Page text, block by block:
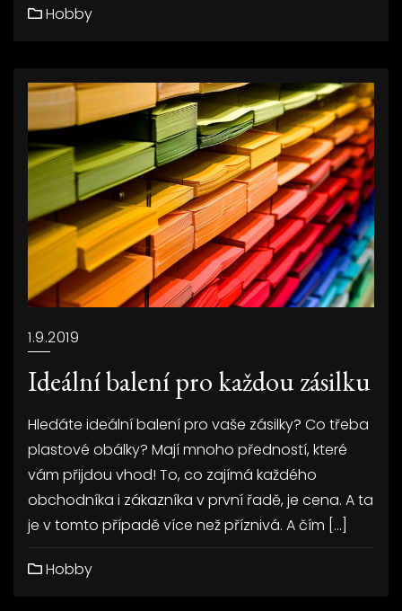
Hobby
1.9.2019
Ideální balení pro každou zásilku
Hledáte ideální balení pro vaše zásilky? Co třeba
plastové obálky? Mají mnoho předností, které
vám přijdou vhod! To, co zajímá každého
obchodníka i zákazníka v první řadě, je cena. A ta
je v tomto případě více než příznivá. A čím […]
Hobby